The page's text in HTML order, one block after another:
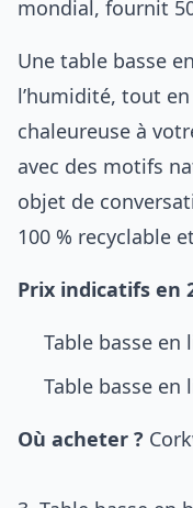
mondial, fournit
Une table basse
l’humidité, tout
chaleureuse à
avec des motifs
objet de
100 % recyclable
Prix indicatifs en
Table basse en
Table basse en
Où acheter ?